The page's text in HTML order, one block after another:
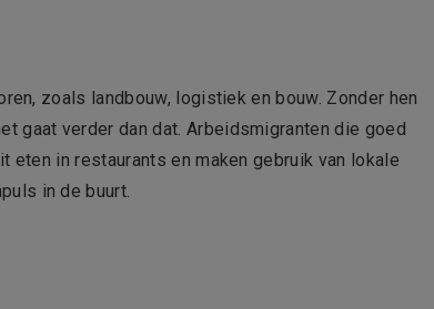
zoals landbouw, logistiek en bouw. Zonder hen
gaat verder dan dat. Arbeidsmigranten die goed
in restaurants en maken gebruik van lokale
in de buurt.